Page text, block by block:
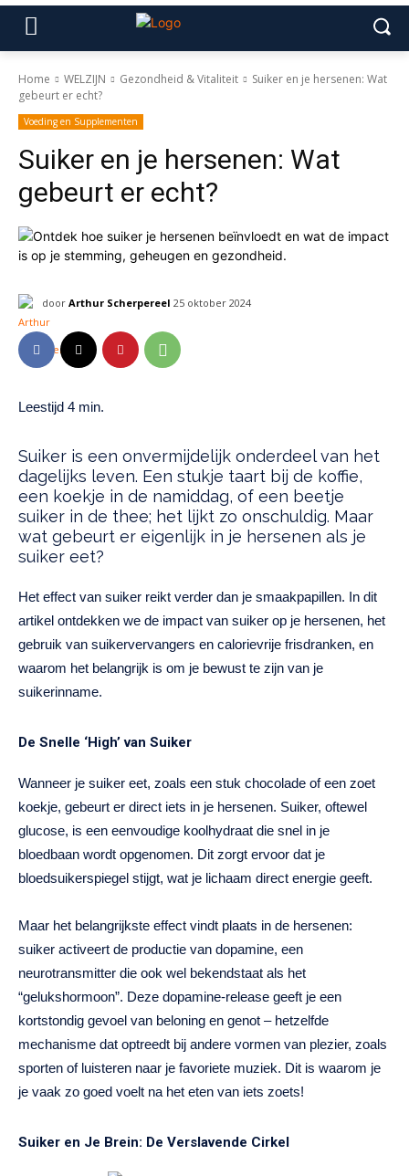
Home WELZIJN Gezondheid & Vitaliteit
Suiker en je hersenen: Wat
gebeurt er echt?
Voeding en Supplementen
Suiker en je hersenen: Wat
gebeurt er echt?
door Arthur Scherpereel 25 oktober 2024
Suiker is een onvermijdelijk onderdeel van het
dagelijks leven. Een stukje taart bij de koffie,
een koekje in de namiddag, of een beetje
suiker in de thee; het lijkt zo onschuldig. Maar
wat gebeurt er eigenlijk in je hersenen als je
suiker eet?
Het effect van suiker reikt verder dan je smaakpapillen. In dit
artikel ontdekken we de impact van suiker op je hersenen, het
gebruik van suikervervangers en calorievrije frisdranken, en
waarom het belangrijk is om je bewust te zijn van je
suikerinname.
De Snelle ‘High’ van Suiker
Wanneer je suiker eet, zoals een stuk chocolade of een zoet
koekje, gebeurt er direct iets in je hersenen. Suiker, oftewel
glucose, is een eenvoudige koolhydraat die snel in je
bloedbaan wordt opgenomen. Dit zorgt ervoor dat je
bloedsuikerspiegel stijgt, wat je lichaam direct energie geeft.
Maar het belangrijkste effect vindt plaats in de hersenen:
suiker activeert de productie van dopamine, een
neurotransmitter die ook wel bekendstaat als het
“gelukshormoon”. Deze dopamine-release geeft je een
kortstondig gevoel van beloning en genot – hetzelfde
mechanisme dat optreedt bij andere vormen van plezier, zoals
sporten of luisteren naar je favoriete muziek. Dit is waarom je
je vaak zo goed voelt na het eten van iets zoets!
Suiker en Je Brein: De Verslavende Cirkel